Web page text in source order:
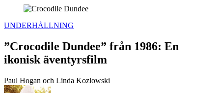
POSTED
UNDERHÅLLNING
”Crocodile Dundee” från 1986: En
ikonisk äventyrsfilm
Paul Hogan och Linda Kozlowski